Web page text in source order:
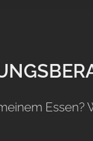
Essen?